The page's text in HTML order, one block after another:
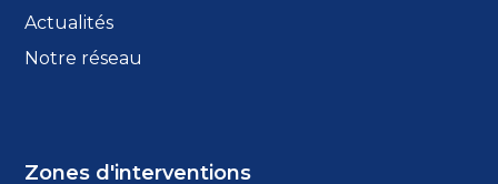
Actualités
Notre réseau
Zones d'interventions